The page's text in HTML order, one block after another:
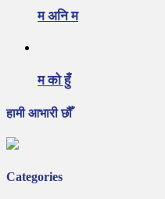
म अनि म
म को हुँ
हामी आभारी छौँ
Categories